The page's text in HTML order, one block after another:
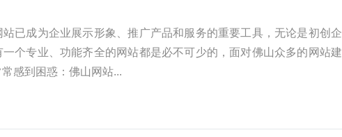
已成为企业展示形象、推广产品和服务的重要工具，无论是初创企
个专业、功能齐全的网站都是必不可少的，面对佛山众多的网站建
感到困惑：佛山网站...